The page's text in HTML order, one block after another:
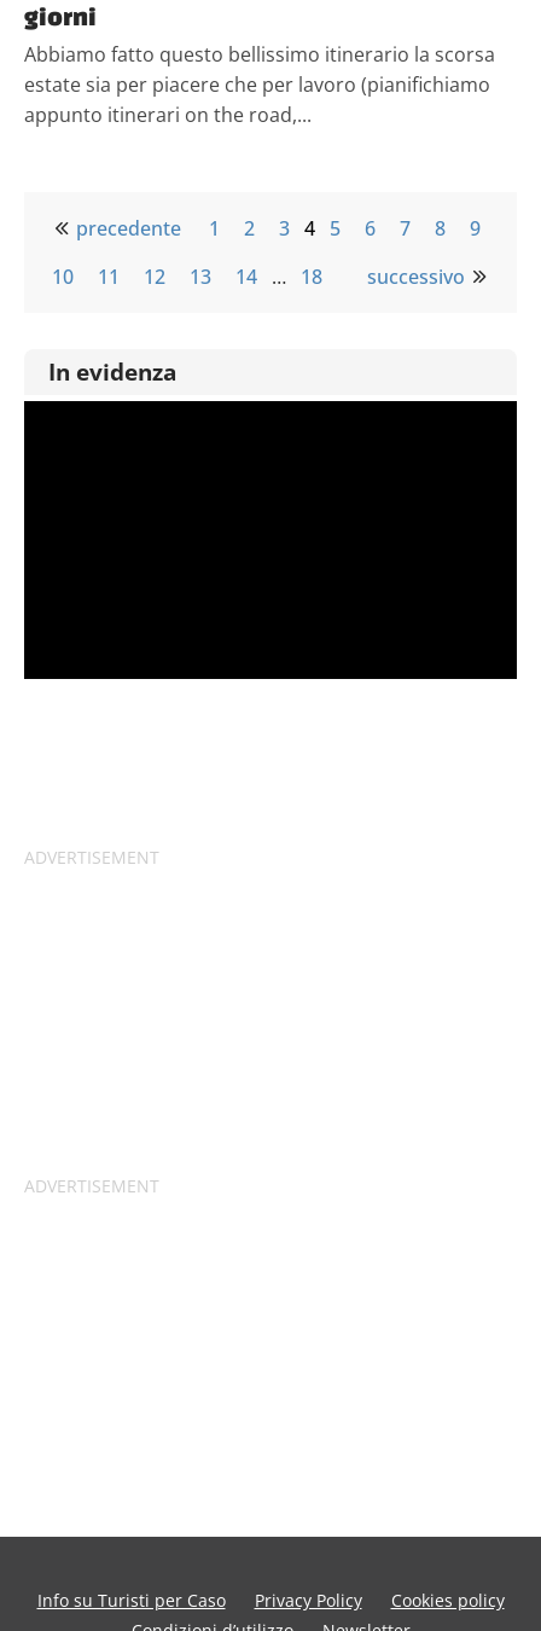
giorni
Abbiamo fatto questo bellissimo itinerario la scorsa
estate sia per piacere che per lavoro (pianifichiamo
appunto itinerari on the road,...
precedente 1 2 3 4 5 6 7 8
9
10
11 12 13 14 … 18 successivo
In evidenza
Info su Turisti per Caso Privacy Policy
Cookies policy